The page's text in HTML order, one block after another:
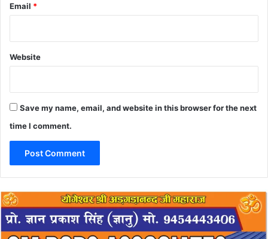
Email *
Website
Save my name, email, and website in this browser for the next
time I comment.